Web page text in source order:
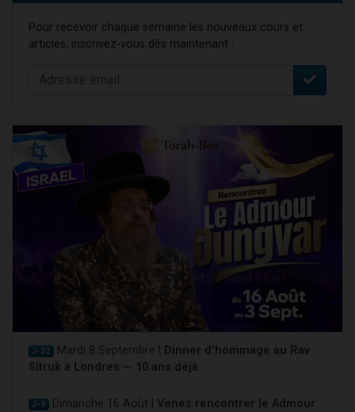
Pour recevoir chaque semaine les nouveaux cours et
articles, inscrivez-vous dès maintenant :
J-32 Mardi 8 Septembre |
Dinner d'hommage au Rav
Sitruk à Londres — 10 ans déjà
J-9 Dimanche 16 Août | Venez rencontrer le Admour